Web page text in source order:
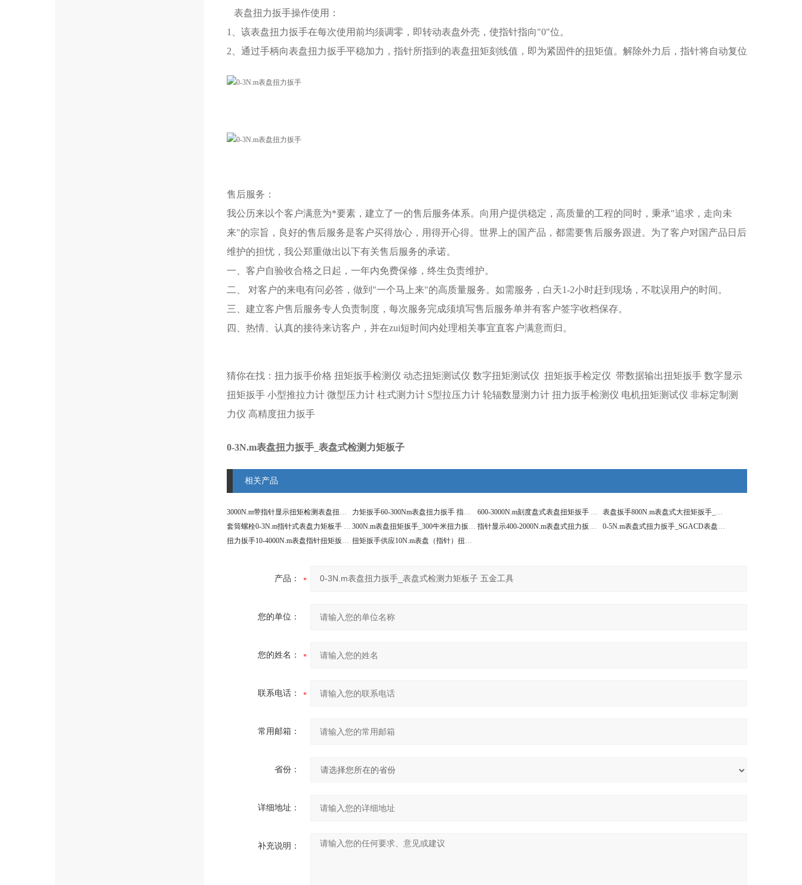
表盘扭力扳手操作使用：
1、该表盘扭力扳手在每次使用前均须调零，即转动表盘外壳，使指针指向"0"位。
2、通过手柄向表盘扭力扳手平稳加力，指针所指到的表盘扭矩刻线值，即为紧固件的扭矩值。解除外力后，指针将自动复位
售后服务：
我公历来以个客户满意为*要素，建立了一的售后服务体系。向用户提供稳定，高质量的工程的同时，秉承"追求，走向未
来"的宗旨，良好的售后服务是客户买得放心，用得开心得。世界上的国产品，都需要售后服务跟进。为了客户对国产品日后
维护的担忧，我公郑重做出以下有关售后服务的承诺。
一、客户自验收合格之日起，一年内免费保修，终生负责维护。
二、 对客户的来电有问必答，做到"一个马上来"的高质量服务。如需服务，白天1-2小时赶到现场，不耽误用户的时间。
三、建立客户售后服务专人负责制度，每次服务完成须填写售后服务单并有客户签字收档保存。
四、热情、认真的接待来访客户，并在zui短时间内处理相关事宜直客户满意而归。
猜你在找： 扭力扳手价格 扭矩扳手检测仪 动态扭矩测试仪 数字扭矩测试仪 扭矩扳手检定仪 带数据输出扭矩扳手 数字显示
扭矩扳手 小型推拉力计 微型压力计 柱式测力计 S型拉压力计 轮辐数显测力计 扭力扳手检测仪 电机扭矩测试仪 非标定制测
力仪 高精度扭力扳手
0-3N.m表盘扭力扳手_表盘式检测力矩板子
相关产品
3000N.m带指针显示扭矩检测表盘扭力扳手 力矩扳手60-300Nm表盘扭力扳手 指针检测扭矩扳手 600-3000N.m刻度盘式表盘扭矩扳手 合金钢
表盘扳手800N.m表盘式大扭矩扳手_大扭力指针式扳手
套筒螺栓0-3N.m指针式表盘力矩板手 六角扭力板子
300N.m表盘扭矩扳手_300牛米扭力扳手价格 指针显示400-2000N.m表盘式扭力扳手厂家直销检测用
0-5N.m表盘式扭力扳手_SGACD表盘扭矩扳手
扭力扳手10-4000N.m表盘指针扭矩扳手_测试型扳手
扭矩扳手供应10N.m表盘（指针）扭力扳手100N.m型号
产品：
您的单位：
您的姓名：
联系电话：
常用邮箱：
省份：
详细地址：
补充说明：